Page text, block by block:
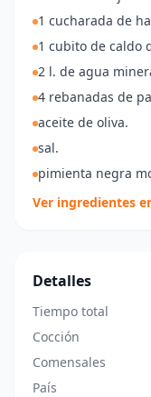
1 cucharada de
1 cubito de caldo
2 l. de agua
4 rebanadas de
aceite de oliva.
sal.
pimienta negra
Ver ingredientes
Detalles
Tiempo total
Cocción
Comensales
País